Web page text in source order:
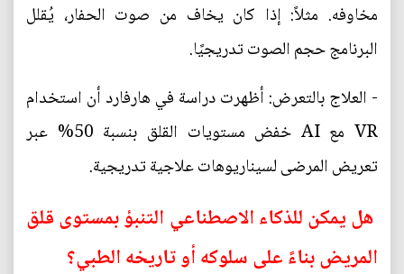
مخاوفه. مثلاً: إذا كان يخاف من صوت الحفار، يُقلل
البرنامج حجم الصوت تدريجيًا.
- العلاج بالتعرض: أظهرت دراسة في هارفارد أن استخدام
VR مع AI خفض مستويات القلق بنسبة 50% عبر
تعريض المرضى لسيناريوهات علاجية تدريجية.
هل يمكن للذكاء الاصطناعي التنبؤ بمستوى قلق
المريض بناءً على سلوكه أو تاريخه الطبي؟